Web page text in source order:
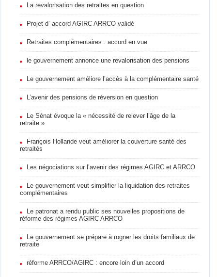
La revalorisation des retraites en question
Projet d’ accord AGIRC ARRCO validé
Retraites complémentaires : accord en vue
le gouvernement annonce une revalorisation des pensions
Le gouvernement améliore l’accès à la complémentaire santé
L’avenir des pensions de réversion en question
Le Sénat évoque la « nécessité de relever l’âge de la
retraite »
François Hollande veut améliorer la couverture santé des
retraités
Les négociations sur l’avenir des régimes AGIRC et ARRCO
Le gouvernement veut simplifier la liquidation des retraites
complémentaires
Le patronat a rendu public ses nouvelles propositions de
réforme des régimes AGIRC ARRCO
Le gouvernement se prépare à rogner les droits familiaux de
retraite
réforme ARRCO/AGIRC : encore loin d’un accord